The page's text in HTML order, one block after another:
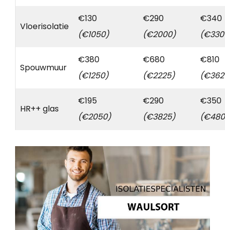
Vloerisolatie
€130
(€1050)
€290
(€2000)
€340
Spouwmuur
€380
(€1250)
€680
(€2225)
€810
HR++ glas
€195
(€2050)
€290
(€3825)
€350